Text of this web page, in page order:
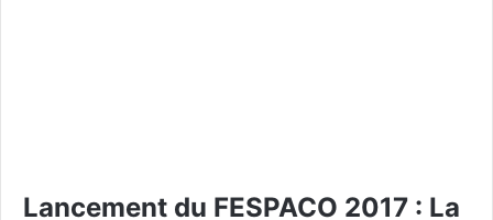
Lancement du FESPACO 2017 : La